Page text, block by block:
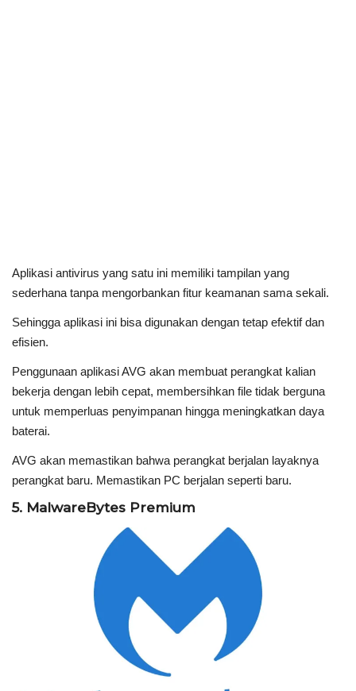
Aplikasi antivirus yang satu ini memiliki tampilan yang
sederhana tanpa mengorbankan fitur keamanan sama sekali.
Sehingga aplikasi ini bisa digunakan dengan tetap efektif dan
efisien.
Penggunaan aplikasi AVG akan membuat perangkat kalian
bekerja dengan lebih cepat, membersihkan file tidak berguna
untuk memperluas penyimpanan hingga meningkatkan daya
baterai.
AVG akan memastikan bahwa perangkat berjalan layaknya
perangkat baru. Memastikan PC berjalan seperti baru.
5. MalwareBytes Premium